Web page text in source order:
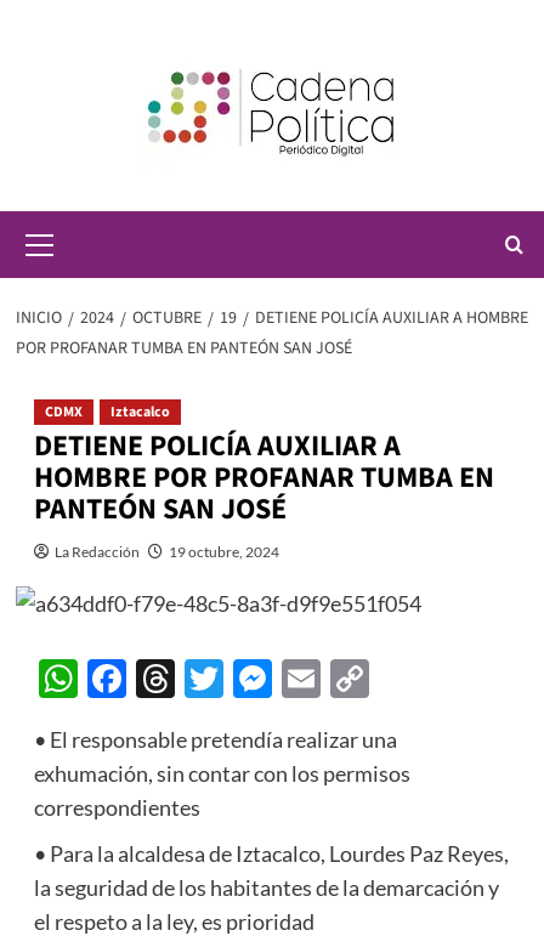
principal
INICIO 2024 OCTUBRE 19
DETIENE POLICÍA AUXILIAR A HOMBRE
POR PROFANAR TUMBA EN PANTEÓN SAN JOSÉ
CDMX Iztacalco
DETIENE POLICÍA AUXILIAR A
HOMBRE POR PROFANAR TUMBA EN
PANTEÓN SAN JOSÉ
La Redacción 19 octubre, 2024
WhatsApp
Facebook
Threads
Twitter
Messenger
EmailCopy
• El responsable pretendía realizar una
exhumación, sin contar con los permisos
correspondientes
• Para la alcaldesa de Iztacalco, Lourdes Paz Reyes,
la seguridad de los habitantes de la demarcación y
el respeto a la ley, es prioridad